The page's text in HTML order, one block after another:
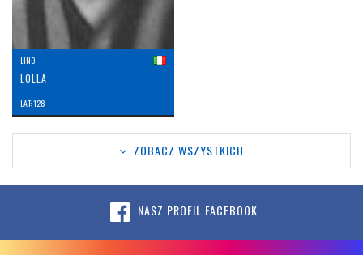
LINO
LOLLA
LAT: 128
ZOBACZ WSZYSTKICH
NASZ PROFIL FACEBOOK